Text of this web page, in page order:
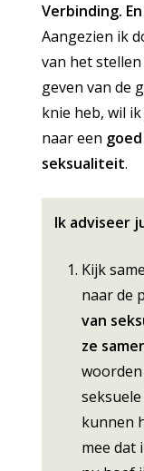
Verbinding.
Aangezien ik
van het
geven van de
knie heb, wil
naar een
seksualiteit.
Ik adviseer
Kijk
naar de
van
ze
kunnen
mee dat